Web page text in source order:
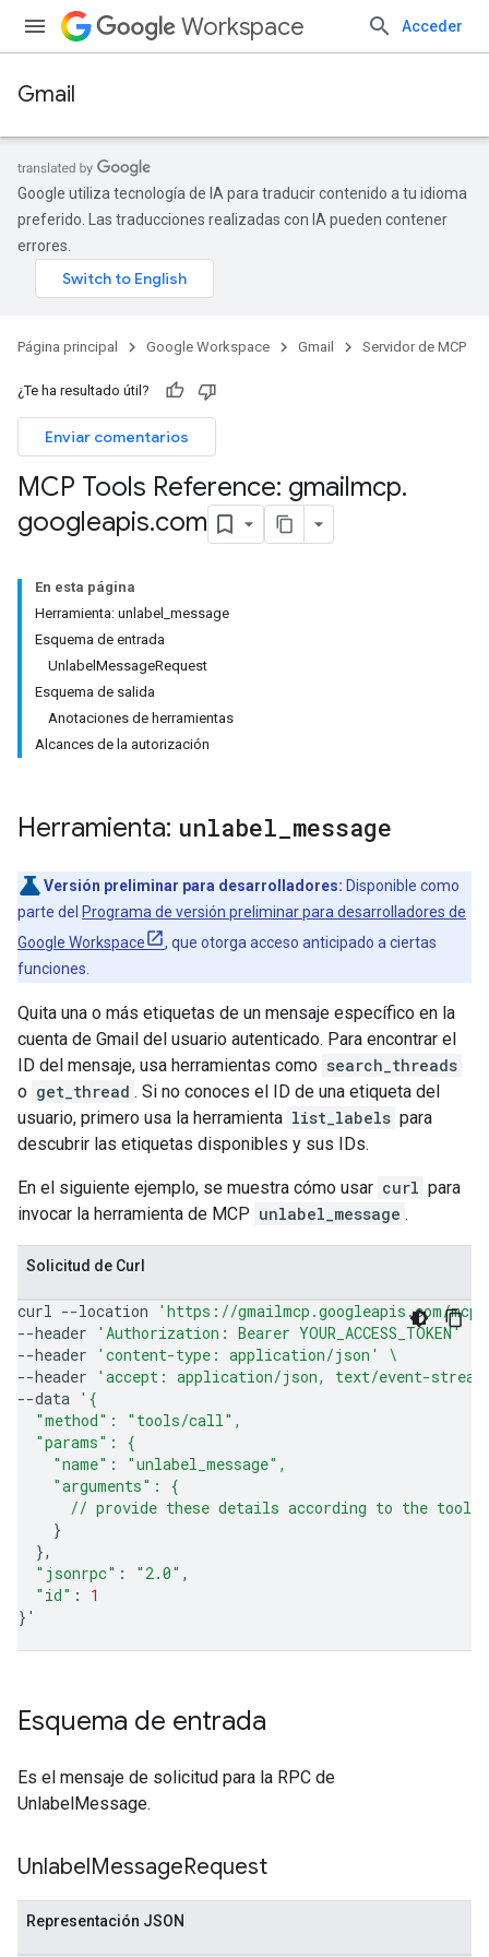
Workspace Acceder
Gmail
Google utiliza tecnología de IA para traducir contenido a tu idioma
preferido. Las traducciones realizadas con IA pueden contener
errores.
Página principal Google Workspace Gmail Servidor de MCP
¿Te ha resultado útil?
Enviar comentarios
MCP Tools Reference: gmailmcp.
googleapis.com
En esta página
Herramienta: unlabel_message
Esquema de entrada
UnlabelMessageRequest
Esquema de salida
Anotaciones de herramientas
Alcances de la autorización
Herramienta: unlabel message
Versión preliminar para desarrolladores: Disponible como
parte del Programa de versión preliminar para desarrolladores de
Google Workspace
, que otorga acceso anticipado a ciertas
funciones.
Quita una o más etiquetas de un mensaje específico en la
cuenta de Gmail del usuario autenticado. Para encontrar el
ID del mensaje, usa herramientas como search_threads
o get_thread . Si no conoces el ID de una etiqueta del
usuario, primero usa la herramienta list_labels para
descubrir las etiquetas disponibles y sus IDs.
En el siguiente ejemplo, se muestra cómo usar curl para
invocar la herramienta de MCP unlabel_message .
Solicitud de Curl
curl --location
'https://gmailmcp.googleapis.com/
--header
'Authorization: Bearer YOUR_ACCESS_TOKEN'
--header
'content-type: application/json'
\
--header
'accept: application/json, text/event-
--data '{
  "method": "tools/call",
  "params": {
    "name": "unlabel_message",
    "arguments": {
      // provide these details according to the tool'
}
}
"jsonrpc" : "2.0"
"id" :
1
} '
Esquema de entrada
Es el mensaje de solicitud para la RPC de
UnlabelMessage.
UnlabelMessageRequest
Representación JSON